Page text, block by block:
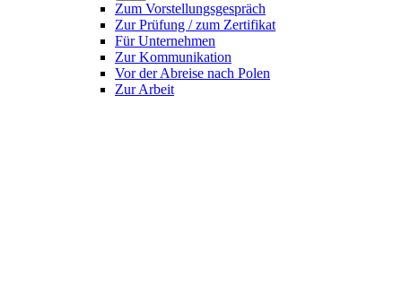
Zum Vorstellungsgespräch
Zur Prüfung / zum Zertifikat
Für Unternehmen
Zur Kommunikation
Vor der Abreise nach Polen
Zur Arbeit